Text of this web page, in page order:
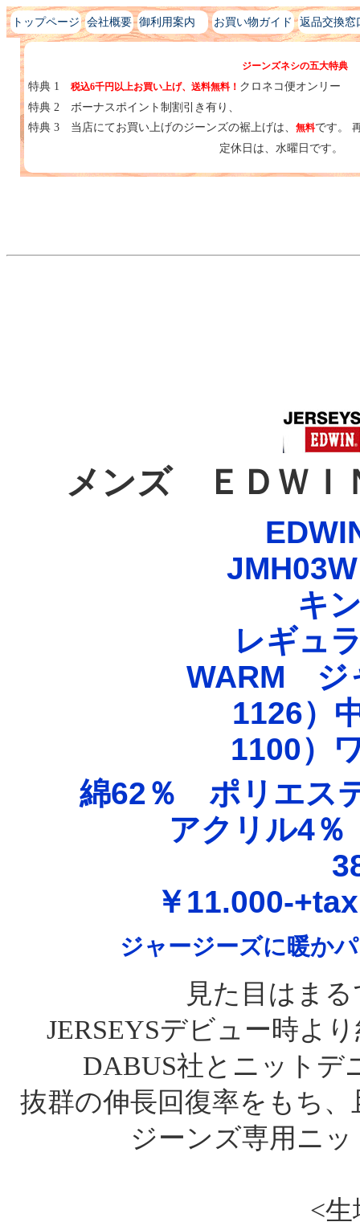
トップページ 会社概要 御利用案内 お買い物ガイド 返品交換窓
ジーンズネシの五大特典
特典 1 税込6千円以上お買い上げ、 送料無料！ クロネコ便オンリー
特典 2 ボーナスポイント制割引き有り、
特典 3 当店にてお買い上げのジーンズの裾上げは、 無料です。
定休日は、水曜日です。
メンズ ＥＤＷ
JMH03W
キ
レギュ
WARM ジ
1126）
1100）
綿62％ ポリエ
アクリル4
￥11.000-
ジャージーズに暖か
見た目はま
JERSEYSデビュー時よ
DABUS社とニットデ
抜群の伸長回復率をもち
ジーンズ専用ニ
<生